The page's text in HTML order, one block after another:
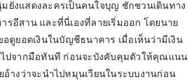
งแสดงละครเป็นคนใจบุญ ชักชวนเดินทาง
รอีสาน และที่นี่เองที่ลายเริ่มออก โดยนาย
ดูยอดเงินในบัญชีธนาคาร เมื่อเห็นว่ามีเงิน
ปจากมือทันที ก่อนจะบังคับคุมตัวให้คุณแนน
อ้างว่าจะนำไปหมุนเวียนในระบบงานก่อน